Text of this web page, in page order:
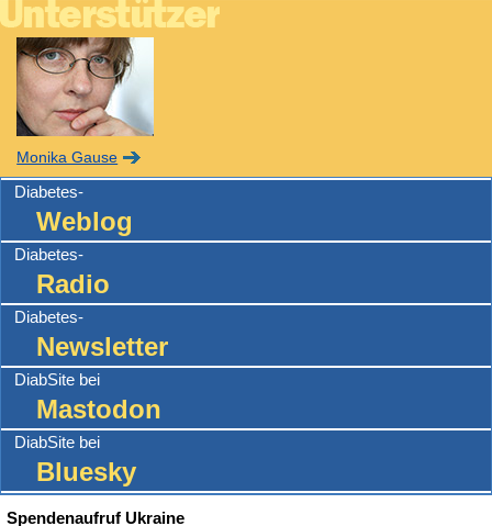
Monika Gause
Diabetes-
Weblog
Diabetes-
Radio
Diabetes-
Newsletter
DiabSite bei
Mastodon
DiabSite bei
Bluesky
Spendenaufruf Ukraine